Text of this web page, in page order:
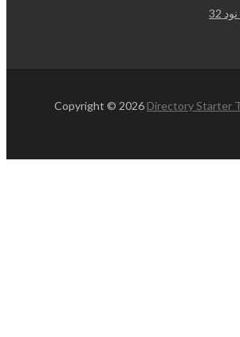
32
Copyright © 2026 Directory Starter